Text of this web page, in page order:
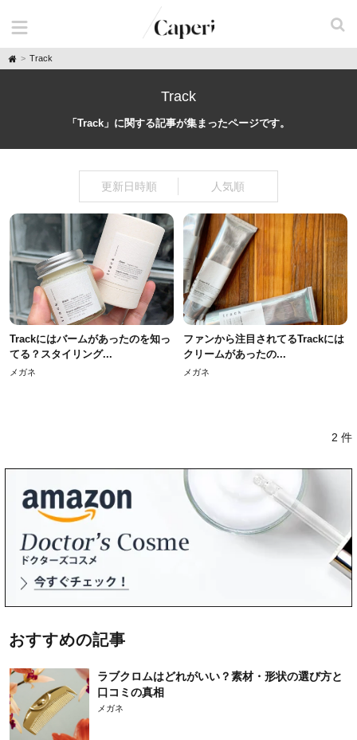
H
o
Track
Track
「Track」に関する記事が集まったページです。
更新日時順 人気順
Trackにはバームがあったのを知っ
てる？スタイリング...
メガネ
ファンから注目されてるTrackには
クリームがあったの...
メガネ
2 件
おすすめの記事
ラブクロムはどれがいい？素材・形状の選び方と
口コミの真相
メガネ